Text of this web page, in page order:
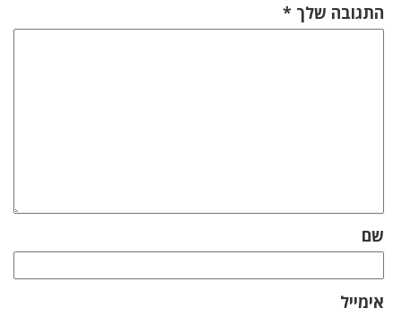
התגובה שלך *
שם
אימייל